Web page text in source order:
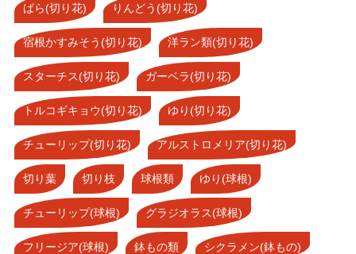
ばら(切り花) りんどう(切り花)
宿根かすみそう(切り花) 洋ラン類(切り花)
スターチス(切り花) ガーベラ(切り花)
トルコギキョウ(切り花) ゆり(切り花)
チューリップ(切り花) アルストロメリア(切り花)
切り葉 切り枝 球根類 ゆり(球根)
チューリップ(球根) グラジオラス(球根)
フリージア(球根) 鉢もの類 シクラメン(鉢もの)